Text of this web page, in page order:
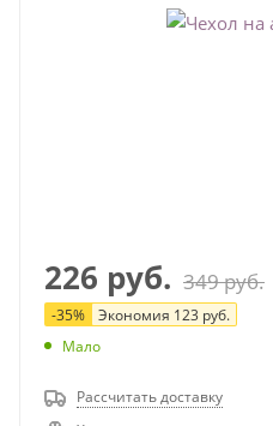
226 руб. 349руб.
-35% Экономия 123 руб.
Мало
Рассчитать доставку